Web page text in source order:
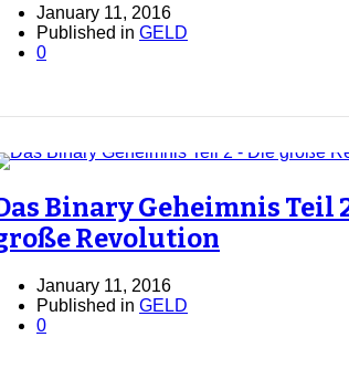
January 11, 2016
Published in GELD
0
Binary Geheimnis Teil
Revolution
January 11, 2016
Published in GELD
0